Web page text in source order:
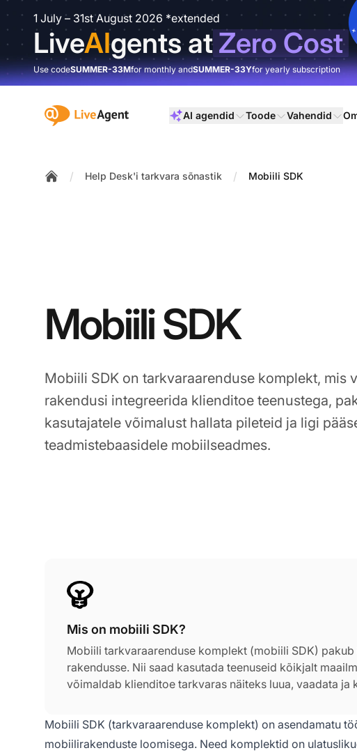
1 July – 31st August 2026 *extended
LiveAIgents atZero Cost
Use codeSUMMER-33Mfor monthly andSUMMER-33Yfor yearly subscription
:site.title AI agendid Toode Vahendid
/ Help Desk'i tarkvara sõnastik / Mobiili SDK
Mobiili SDK
Mobiili SDK on tarkvaraarenduse komplekt, mis
rakendusi integreerida klienditoe teenustega,
kasutajatele võimalust hallata pileteid ja ligi
teadmistebaasidele mobiilseadmes.
Mis on mobiili SDK?
Mobiili tarkvaraarenduse komplekt (mobiili SDK)
rakendusse. Nii saad kasutada teenuseid kõikjalt
võimaldab klienditoe tarkvaras näiteks luua, vaadata
Mobiili SDK (tarkvaraarenduse komplekt) on asendamatu
mobiilirakenduste loomisega. Need komplektid on